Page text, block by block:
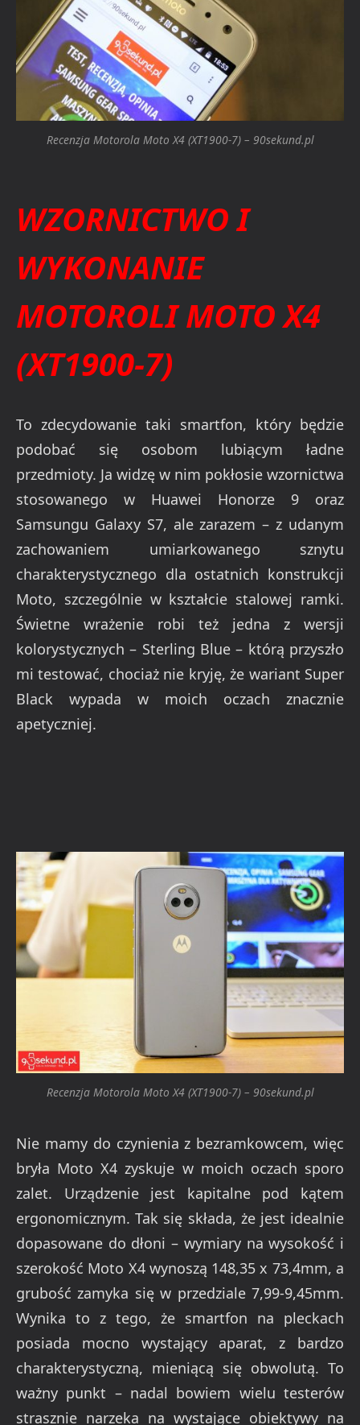
Recenzja Motorola Moto X4 (XT1900-7) – 90sekund.pl
WZORNICTWO I
WYKONANIE
MOTOROLI MOTO X4
(XT1900-7)
To zdecydowanie taki smartfon, który będzie
podobać się osobom lubiącym ładne
przedmioty. Ja widzę w nim pokłosie wzornictwa
stosowanego w Huawei Honorze 9 oraz
Samsungu Galaxy S7, ale zarazem – z udanym
zachowaniem umiarkowanego sznytu
charakterystycznego dla ostatnich konstrukcji
Moto, szczególnie w kształcie stalowej ramki.
Świetne wrażenie robi też jedna z wersji
kolorystycznych – Sterling Blue – którą przyszło
mi testować, chociaż nie kryję, że wariant Super
Black wypada w moich oczach znacznie
apetyczniej.
Recenzja Motorola Moto X4 (XT1900-7) – 90sekund.pl
Nie mamy do czynienia z bezramkowcem, więc
bryła Moto X4 zyskuje w moich oczach sporo
zalet. Urządzenie jest kapitalne pod kątem
ergonomicznym. Tak się składa, że jest idealnie
dopasowane do dłoni – wymiary na wysokość i
szerokość Moto X4 wynoszą 148,35 x 73,4mm, a
grubość zamyka się w przedziale 7,99-9,45mm.
Wynika to z tego, że smartfon na pleckach
posiada mocno wystający aparat, z bardzo
charakterystyczną, mieniącą się obwolutą. To
ważny punkt – nadal bowiem wielu testerów
strasznie narzeka na wystające obiektywy na